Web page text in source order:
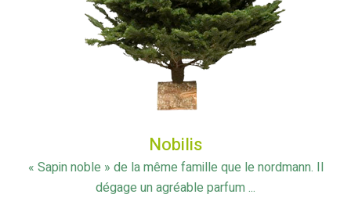
Nobilis
« Sapin noble » de la même famille que le nordmann. Il
dégage un agréable parfum ...